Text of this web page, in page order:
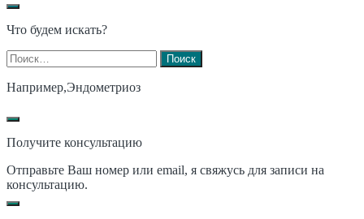
Что будем искать?
Найти:
Например,Эндометриоз
Получите консультацию
Отправьте Ваш номер или email, я свяжусь для записи на
консультацию.